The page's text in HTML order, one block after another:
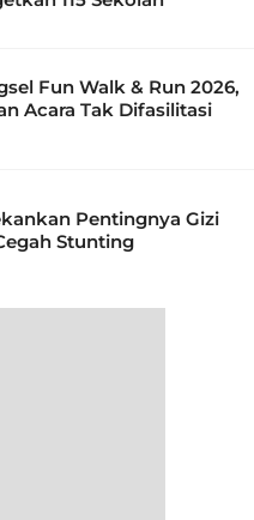
Fun Walk & Run 2026,
Acara Tak Difasilitasi
Pentingnya Gizi
Stunting